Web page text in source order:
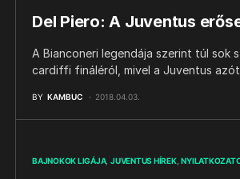
Del Piero: A Juventus
A Bianconeri legendája szerint túl sok
cardiffi fináléról, mivel a Juventus
BY KAMBUC 2018.04.03.
BAJNOKOK LIGÁJA JUVENTUS HÍREK